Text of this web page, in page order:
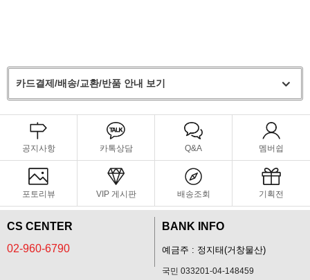
카드결제/배송/교환/반품 안내 보기
공지사항 카톡상담 Q&A 멤버쉽
포토리뷰 VIP 게시판 배송조회 기획전
CS CENTER
02-960-6790
BANK INFO
예금주 : 정지태(거창물산)
국민 033201-04-148459